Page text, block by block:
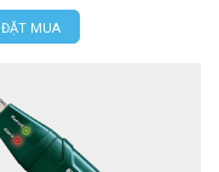
ĐẶT MUA